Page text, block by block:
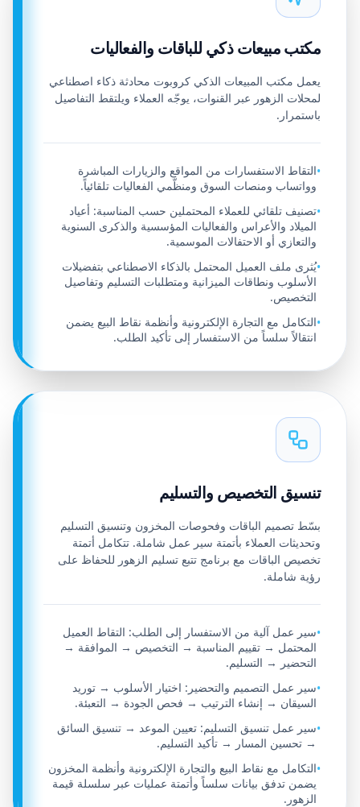
مكتب مبيعات ذكي للباقات والفعاليات
يعمل مكتب المبيعات الذكي كروبوت محادثة ذكاء اصطناعي
لمحلات الزهور عبر القنوات، يوجّه العملاء ويلتقط التفاصيل
باستمرار.
•التقاط الاستفسارات من المواقع والزيارات المباشرة
وواتساب ومنصات السوق ومنظّمي الفعاليات تلقائياً.
•تصنيف تلقائي للعملاء المحتملين حسب المناسبة: أعياد
الميلاد والأعراس والفعاليات المؤسسية والذكرى السنوية
والتعازي أو الاحتفالات الموسمية.
•يُثرى ملف العميل المحتمل بالذكاء الاصطناعي بتفضيلات
الأسلوب ونطاقات الميزانية ومتطلبات التسليم وتفاصيل
التخصيص.
•التكامل مع التجارة الإلكترونية وأنظمة نقاط البيع يضمن
انتقالاً سلساً من الاستفسار إلى تأكيد الطلب.
تنسيق التخصيص والتسليم
بسّط تصميم الباقات وفحوصات المخزون وتنسيق التسليم
وتحديثات العملاء بأتمتة سير عمل شاملة. تتكامل أتمتة
تخصيص الباقات مع برنامج تتبع تسليم الزهور للحفاظ على
رؤية شاملة.
•سير عمل آلية من الاستفسار إلى الطلب: التقاط العميل
المحتمل → تقييم المناسبة → التخصيص → الموافقة →
التحضير → التسليم.
•سير عمل التصميم والتحضير: اختيار الأسلوب → توريد
السيقان → إنشاء الترتيب → فحص الجودة → التعبئة.
•سير عمل تنسيق التسليم: تعيين الموعد → تنسيق السائق
→ تحسين المسار → تأكيد التسليم.
•التكامل مع نقاط البيع والتجارة الإلكترونية وأنظمة المخزون
يضمن تدفق بيانات سلساً وأتمتة عمليات عبر سلسلة قيمة
الزهور.